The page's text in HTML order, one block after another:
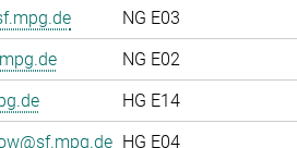
NG E03
NG E02
HG E14
HG E04